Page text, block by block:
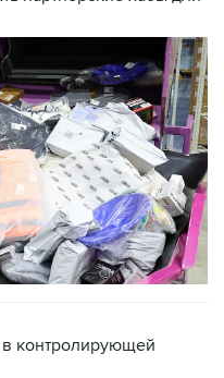
в контролирующей